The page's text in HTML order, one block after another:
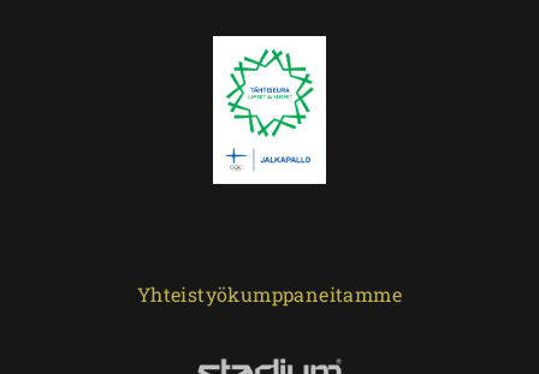
Yhteistyökumppaneitamme